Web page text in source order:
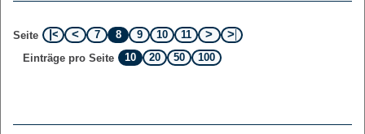
Seite 7 8 9 10
11
Einträge pro Seite
10 20 50 100